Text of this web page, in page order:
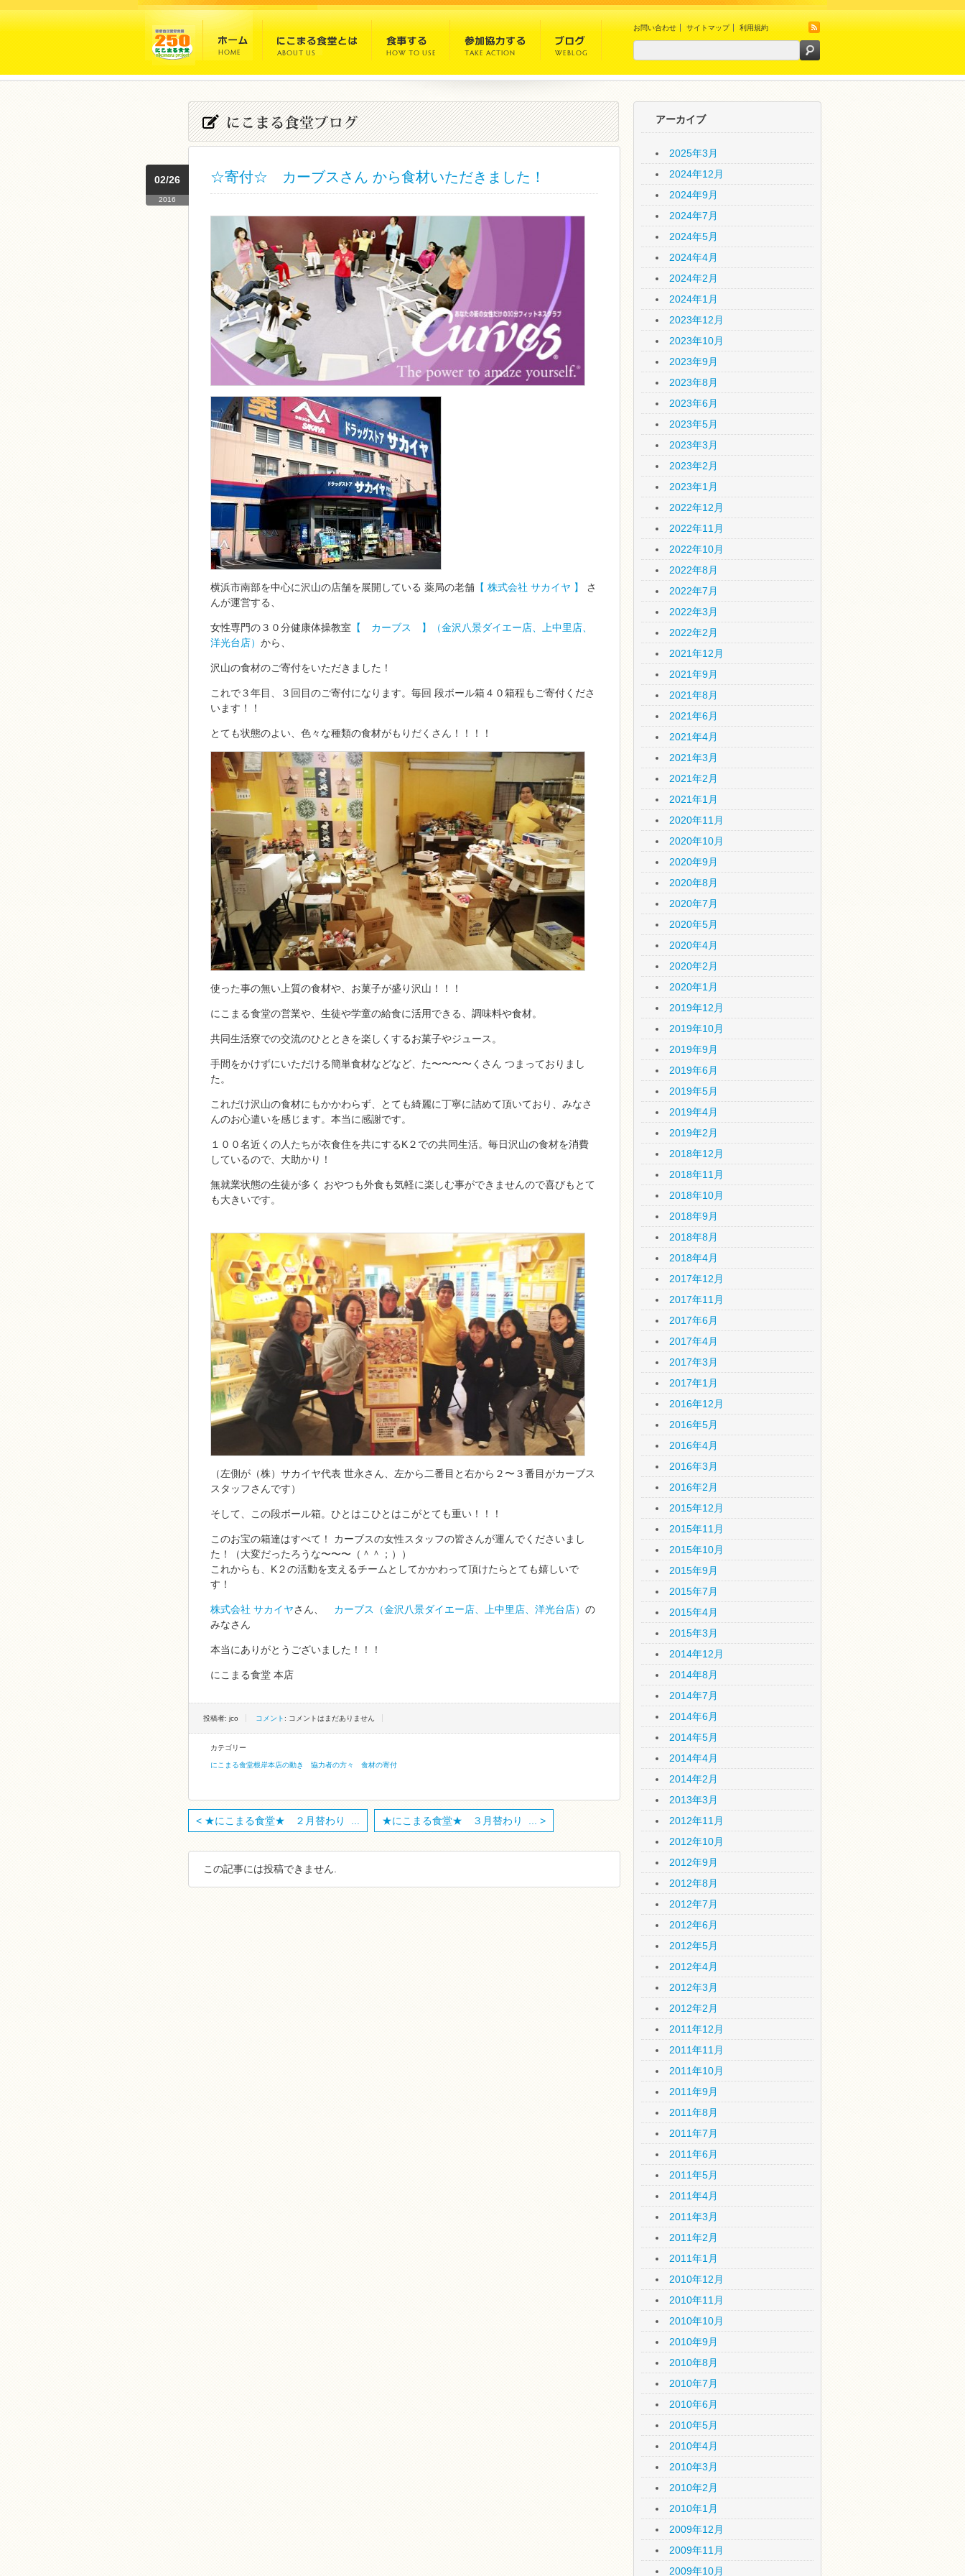
お問い合わせ サイトマップ 利用規約
☆寄付☆ カーブスさん から食材いただきました！
02/26
2016
横浜市南部を中心に沢山の店舗を展開している 薬局の老舗 【 株式会社 サカイヤ 】
さ
んが運営する、
女性専門の３０分健康体操教室 【 カーブス
】（金沢八景ダイエー店、上中里店、
洋光台店） から、
沢山の食材のご寄付をいただきました！
これで３年目、３回目のご寄付になります。毎回 段ボール箱４０箱程もご寄付くださ
います！！
とても状態のよい、色々な種類の食材がもりだくさん！！！！
使った事の無い上質の食材や、お菓子が盛り沢山！！！
にこまる食堂の営業や、生徒や学童の給食に活用できる、調味料や食材。
共同生活寮での交流のひとときを楽しくするお菓子やジュース。
手間をかけずにいただける簡単食材などなど、た〜〜〜〜くさん つまっておりまし
た。
これだけ沢山の食材にもかかわらず、とても綺麗に丁寧に詰めて頂いており、みなさ
んのお心遣いを感じます。本当に感謝です。
１００名近くの人たちが衣食住を共にするK２での共同生活。毎日沢山の食材を消費
しているので、大助かり！
無就業状態の生徒が多く おやつも外食も気軽に楽しむ事ができませんので喜びもとて
も大きいです。
（左側が（株）サカイヤ代表 世永さん、左から二番目と右から２〜３番目がカーブス
スタッフさんです）
そして、この段ボール箱。ひとはこひとはこがとても重い！！！
このお宝の箱達はすべて！ カーブスの女性スタッフの皆さんが運んでくださいまし
た！（大変だったろうな〜〜〜（＾＾；））
これからも、K２の活動を支えるチームとしてかかわって頂けたらとても嬉しいで
す！
株式会社 サカイヤさん、 カーブス（金沢八景ダイエー店、上中里店、洋光台店） の
みなさん
本当にありがとうございました！！！
にこまる食堂 本店
投稿者: jco コメント : コメントはまだありません
カテゴリー
にこまる食堂根岸本店の動き 協力者の方々 食材の寄付
< ★にこまる食堂★ ２月替わり ... ★にこまる食堂★ ３月替わり ... >
この記事には投稿できません.
アーカイブ
2025年3月
2024年12月
2024年9月
2024年7月
2024年5月
2024年4月
2024年2月
2024年1月
2023年12月
2023年10月
2023年9月
2023年8月
2023年6月
2023年5月
2023年3月
2023年2月
2023年1月
2022年12月
2022年11月
2022年10月
2022年8月
2022年7月
2022年3月
2022年2月
2021年12月
2021年9月
2021年8月
2021年6月
2021年4月
2021年3月
2021年2月
2021年1月
2020年11月
2020年10月
2020年9月
2020年8月
2020年7月
2020年5月
2020年4月
2020年2月
2020年1月
2019年12月
2019年10月
2019年9月
2019年6月
2019年5月
2019年4月
2019年2月
2018年12月
2018年11月
2018年10月
2018年9月
2018年8月
2018年4月
2017年12月
2017年11月
2017年6月
2017年4月
2017年3月
2017年1月
2016年12月
2016年5月
2016年4月
2016年3月
2016年2月
2015年12月
2015年11月
2015年10月
2015年9月
2015年7月
2015年4月
2015年3月
2014年12月
2014年8月
2014年7月
2014年6月
2014年5月
2014年4月
2014年2月
2013年3月
2012年11月
2012年10月
2012年9月
2012年8月
2012年7月
2012年6月
2012年5月
2012年4月
2012年3月
2012年2月
2011年12月
2011年11月
2011年10月
2011年9月
2011年8月
2011年7月
2011年6月
2011年5月
2011年4月
2011年3月
2011年2月
2011年1月
2010年12月
2010年11月
2010年10月
2010年9月
2010年8月
2010年7月
2010年6月
2010年5月
2010年4月
2010年3月
2010年2月
2010年1月
2009年12月
2009年11月
2009年10月